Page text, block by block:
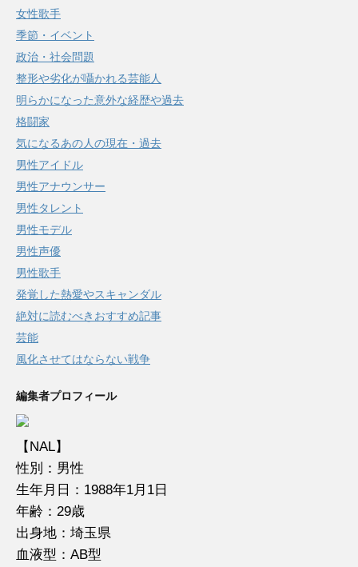
女性歌手
季節・イベント
政治・社会問題
整形や劣化が囁かれる芸能人
明らかになった意外な経歴や過去
格闘家
気になるあの人の現在・過去
男性アイドル
男性アナウンサー
男性タレント
男性モデル
男性声優
男性歌手
発覚した熱愛やスキャンダル
絶対に読むべきおすすめ記事
芸能
風化させてはならない戦争
編集者プロフィール
【NAL】
性別：男性
生年月日：1988年1月1日
年齢：29歳
出身地：埼玉県
血液型：AB型